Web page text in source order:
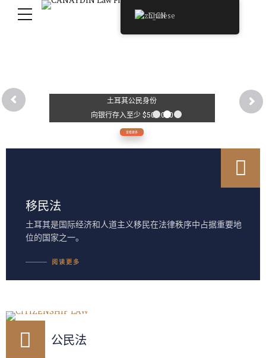
土耳其公民身份
向银行存入至少 $500.000
查看更多
移民法
土耳其是国际经济和人道主义移民在法律秩序中占据重要地
位的国家之一。
阅读更多
公民法
Chinese